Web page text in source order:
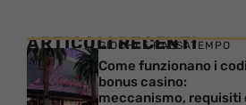
ARTICOLI RECENTI
GIOCHI E PASSATEMPO
Come funzionano i
bonus casino:
meccanismo, requisiti